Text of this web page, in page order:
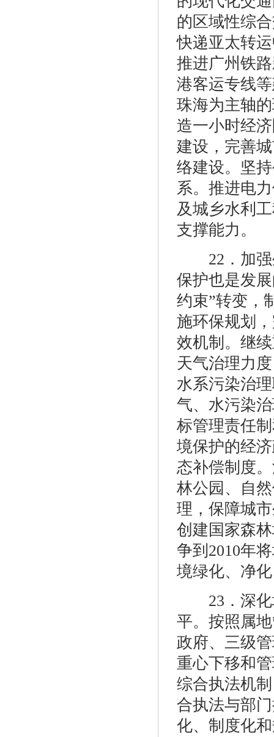
的区域性综
快递亚太转
推进广州铁
港客运专线
珠海为主轴
造一小时经
建设，完善
络建设。坚
系。推进电
及城乡水利
支撑能力。
22．加强
保护也是发
约束”转变，
施环保规划
效机制。继
天气治理力
水系污染治
气、水污染
标管理责任
境保护的经
态补偿制度
林公园、自
理，保障城
创建国家森
争到2010年
境绿化、净
23．深化
平。按照属
政府、三级
重心下移和
综合执法机
合执法与部
化、制度化